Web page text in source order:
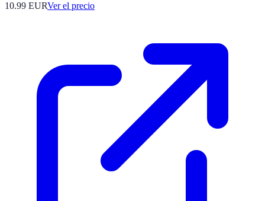
10.99 EURVer el precio